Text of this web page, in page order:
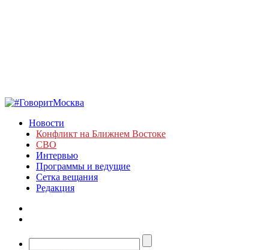
Новости
Конфликт на Ближнем Востоке
СВО
Интервью
Программы и ведущие
Сетка вещания
Редакция